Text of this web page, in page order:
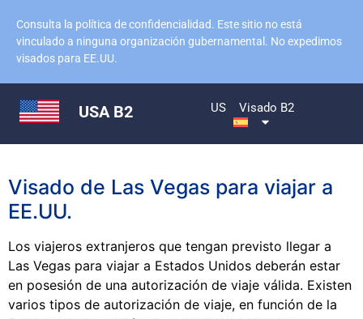
Consulta la política de confidencialidad. Este sitio no está
vinculado a ninguna organización gubernamental. No expedimos
visados para EE.UU.
USA B2 US Visado B2
Visado de Las Vegas para viajar a
EE.UU.
Los viajeros extranjeros que tengan previsto llegar a
Las Vegas para viajar a Estados Unidos deberán estar
en posesión de una autorización de viaje válida. Existen
varios tipos de autorización de viaje, en función de la